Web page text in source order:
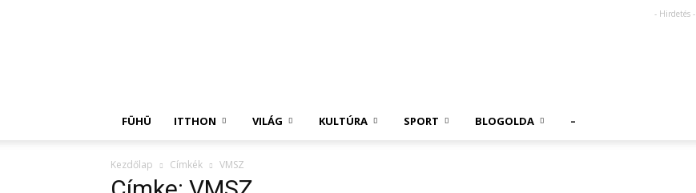
- Hirdetés -
FÜHÜ ITTHON VILÁG KULTÚRA SPORT BLOGOLDA –
Kezdőlap Címkék VMSZ